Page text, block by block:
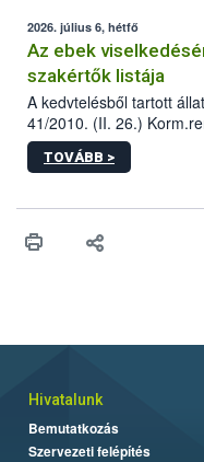
2026. július 6, hétfő
Az ebek
szakértők listája
A kedvtelésből tartott
41/2010. (II. 26.)
sérülés, illetve ennek
hatósági feladatokat,
vonni az ebek
TOVÁBB >
Hivatalunk
Bemutatkozás
Szervezeti felépítés